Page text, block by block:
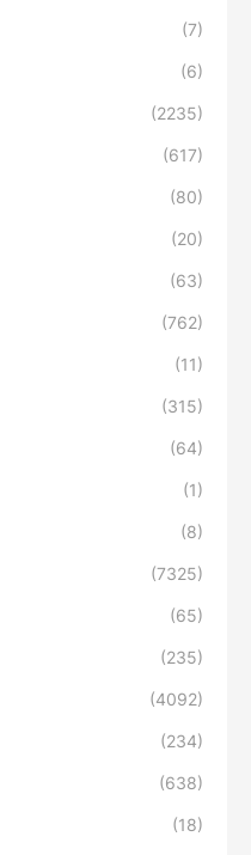
(7)
(6)
(2235)
(617)
(80)
(20)
(63)
(762)
(11)
(315)
(64)
(1)
(8)
(7325)
(65)
(235)
(4092)
(234)
(638)
(18)